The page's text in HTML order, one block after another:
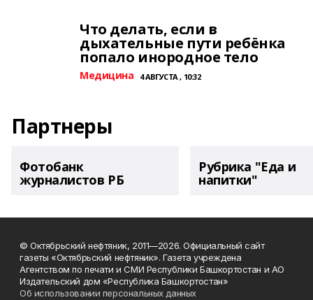
Что делать, если в
дыхательные пути ребёнка
попало инородное тело
Медицина 4 АВГУСТА , 10:32
Партнеры
Фотобанк
журналистов РБ
Рубрика "Еда и
напитки"
© Октябрьский нефтяник, 2011—2026. Официальный сайт
газеты «Октябрьский нефтяник». Газета учреждена
Агентством по печати и СМИ Республики Башкортостан и АО
Издательский дом «Республика Башкортостан»
Об использовании персональных данных